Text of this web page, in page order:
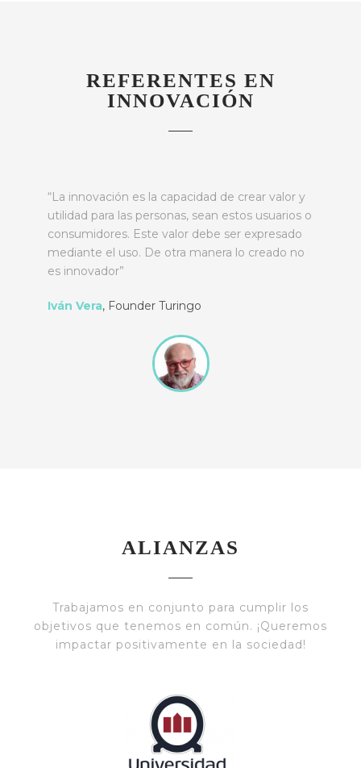
REFERENTES EN
INNOVACIÓN
“La innovación es la capacidad de crear valor y
utilidad para las personas, sean estos usuarios o
consumidores. Este valor debe ser expresado
mediante el uso. De otra manera lo creado no
es innovador”
Iván Vera, Founder Turingo
ALIANZAS
Trabajamos en conjunto para cumplir los
objetivos que tenemos en común. ¡Queremos
impactar positivamente en la sociedad!